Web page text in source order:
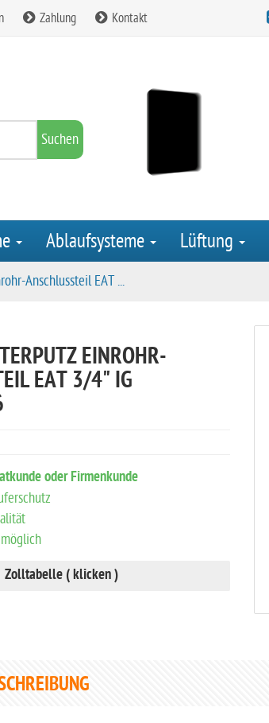
Zahlung Kontakt
Suchen
Ablaufsysteme Lüftung
Anschlussteil EAT ...
EINROHR-
EAT 3/4" IG
oder Firmenkunde
Zolltabelle ( klicken )